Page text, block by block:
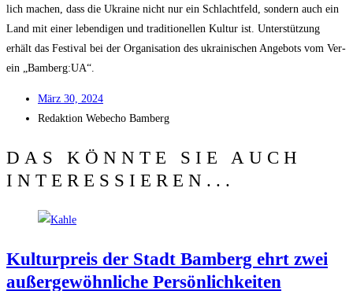
lich machen, dass die Ukrai­ne nicht nur ein Schlacht­feld, son­dern auch ein
Land mit einer leben­di­gen und tra­di­tio­nel­len Kul­tur ist. Unter­stüt­zung
erhält das Fes­ti­val bei der Orga­ni­sa­ti­on des ukrai­ni­schen Ange­bots vom Ver­
ein „Bamberg:UA“.
März 30, 2024
Redak­ti­on Web­echo Bamberg
DAS KÖNNTE SIE AUCH
INTERESSIEREN...
Kul­tur­preis der Stadt Bam­berg ehrt zwei
außer­ge­wöhn­li­che Persönlichkeiten